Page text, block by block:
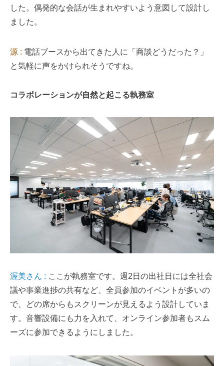
した。偶発的な会話が生まれやすいよう意図して設計し
ました。
源 : 電話ブースから出てきた人に「商談どうだった？」
と気軽に声をかけられそうですね。
コラボレーションが自然と起こる執務室
渥美さん : ここが執務室です。週2日の出社日には全社会
議や事業進捗の共有など、全員参加のイベントが多いの
で、どの席からもスクリーンが見えるよう設計していま
す。音響設備にも力を入れて、オンライン参加者もスム
ーズに参加できるようにしました。